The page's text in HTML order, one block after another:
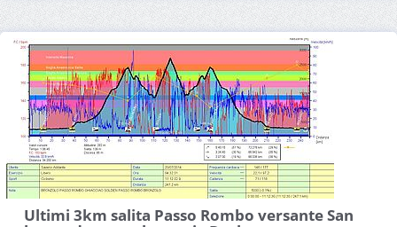
Ultimi 3km salita Passo Rombo versante San